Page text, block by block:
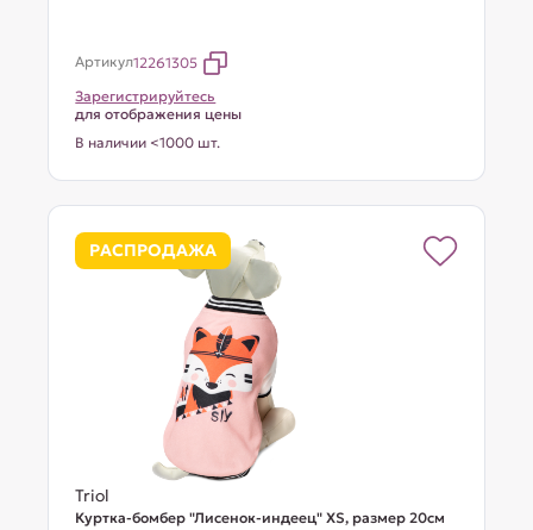
Артикул12261305
Зарегистрируйтесь
для отображения цены
В наличии <1000 шт.
РАСПРОДАЖА
Triol
Куртка-бомбер "Лисенок-индеец" XS, размер 20см